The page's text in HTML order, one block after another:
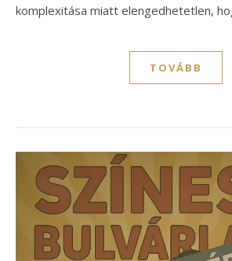
komplexitása miatt elengedhetetlen,
TOVÁBB